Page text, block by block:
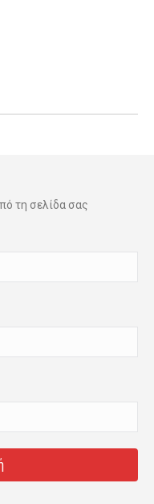
τη σελίδα σας